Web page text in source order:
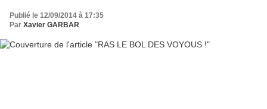
Publié le 12/09/2014 à 17:35
Par Xavier GARBAR